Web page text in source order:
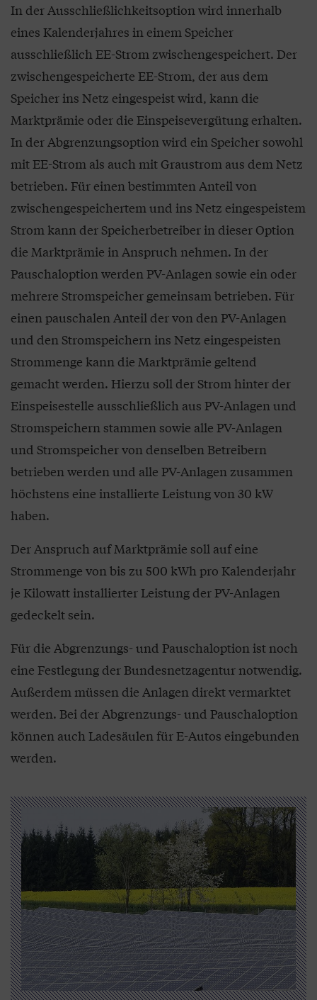
In der Ausschließlichkeitsoption wird innerhalb
eines Kalenderjahres in einem Speicher
ausschließlich EE-Strom zwischengespeichert. Der
zwischengespeicherte EE-Strom, der aus dem
Speicher ins Netz eingespeist wird, kann die
Marktprämie oder die Einspeisevergütung erhalten.
In der Abgrenzungsoption wird ein Speicher sowohl
mit EE-Strom als auch mit Graustrom aus dem Netz
betrieben. Für einen bestimmten Anteil von
zwischengespeichertem und ins Netz eingespeistem
Strom kann der Speicherbetreiber in dieser Option
die Marktprämie in Anspruch nehmen. In der
Pauschaloption werden PV-Anlagen sowie ein oder
mehrere Stromspeicher gemeinsam betrieben. Für
einen pauschalen Anteil der von den PV-Anlagen
und den Stromspeichern ins Netz eingespeisten
Strommenge kann die Marktprämie geltend
gemacht werden. Hierzu soll der Strom hinter der
Einspeisestelle ausschließlich aus PV-Anlagen und
Stromspeichern stammen sowie alle PV-Anlagen
und Stromspeicher von denselben Betreibern
betrieben werden und alle PV-Anlagen zusammen
höchstens eine installierte Leistung von 30 kW
haben.
Der Anspruch auf Marktprämie soll auf eine
Strommenge von bis zu 500 kWh pro Kalenderjahr
je Kilowatt installierter Leistung der PV-Anlagen
gedeckelt sein.
Für die Abgrenzungs- und Pauschaloption ist noch
eine Festlegung der Bundesnetzagentur notwendig.
Außerdem müssen die Anlagen direkt vermarktet
werden. Bei der Abgrenzungs- und Pauschaloption
können auch Ladesäulen für E-Autos eingebunden
werden.